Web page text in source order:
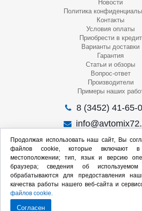
Новости
Политика
Контакты
Условия оплаты
Приобрести в кредит
Варианты доставки
Гарантия
Статьи и обзоры
Вопрос-ответ
Производители
Примеры наших
8 (3452) 41-65-
г. Тюмень, ул. 50 лет
Пн-Пт
: 09:00 – 19:00
Сб: 10:00 – 17:00
Вс: Выходной
Мы в социальных
Продолжая использовать наш сайт, Вы
файлов cookie, которые включают
местоположении; тип, язык и версию
браузера; сведения об
обрабатываются для предоставления
качества работы нашего веб-сайта и
файлов cookie.
Согласен